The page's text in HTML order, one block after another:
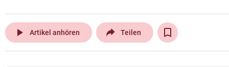
play_arrow Artikel anhören Teilen